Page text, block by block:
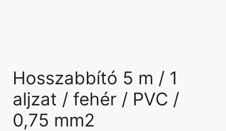
Hosszabbító 5 m / 1
aljzat / fehér / PVC /
0,75 mm2